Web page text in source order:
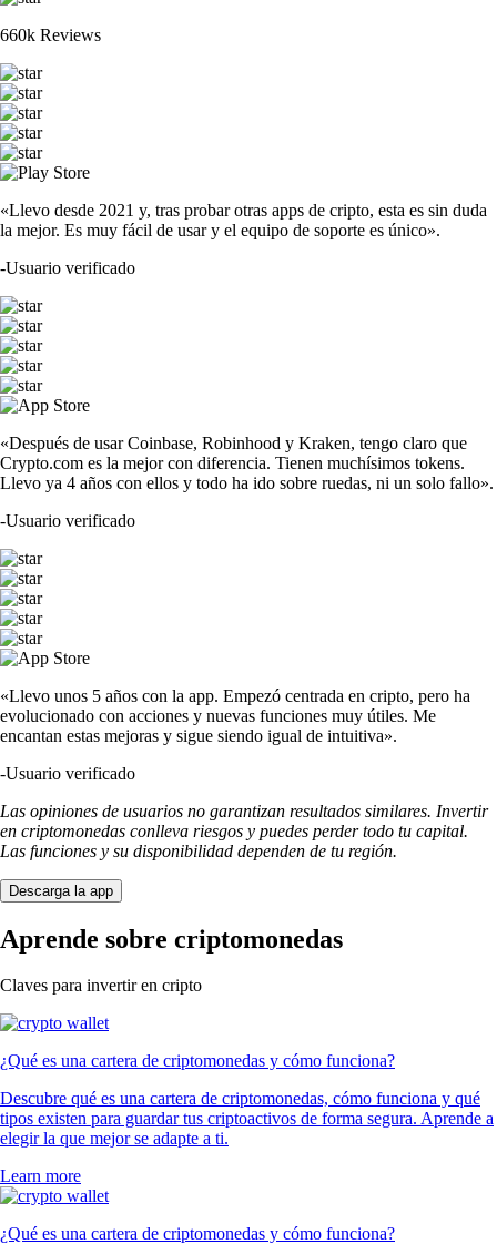
660k Reviews
«Llevo desde 2021 y, tras probar otras apps de cripto, esta es sin duda
la mejor. Es muy fácil de usar y el equipo de soporte es único».
-Usuario verificado
«Después de usar Coinbase, Robinhood y Kraken, tengo claro que
Crypto.com es la mejor con diferencia. Tienen muchísimos tokens.
Llevo ya 4 años con ellos y todo ha ido sobre ruedas, ni un solo fallo».
-Usuario verificado
«Llevo unos 5 años con la app. Empezó centrada en cripto, pero ha
evolucionado con acciones y nuevas funciones muy útiles. Me
encantan estas mejoras y sigue siendo igual de intuitiva».
-Usuario verificado
Las opiniones de usuarios no garantizan resultados similares. Invertir
en criptomonedas conlleva riesgos y puedes perder todo tu capital.
Las funciones y su disponibilidad dependen de tu región.
Descarga la app
Aprende sobre criptomonedas
Claves para invertir en cripto
¿Qué es una cartera de criptomonedas y cómo funciona?
Descubre qué es una cartera de criptomonedas, cómo funciona y qué
tipos existen para guardar tus criptoactivos de forma segura. Aprende a
elegir la que mejor se adapte a ti.
Learn more
¿Qué es una cartera de criptomonedas y cómo funciona?